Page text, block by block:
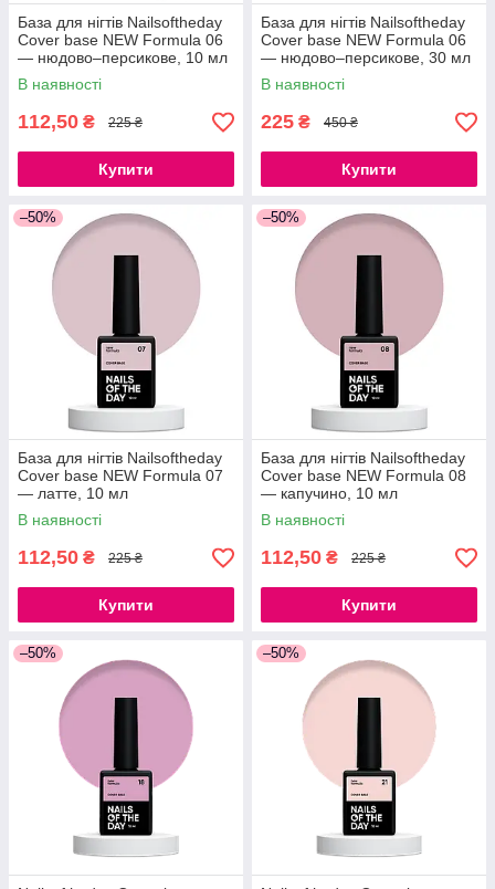
База для нігтів Nailsoftheday
Cover base NEW Formula 06
— нюдово–персикове, 10 мл
В наявності
112,50 ₴ 225 ₴
Купити
База для нігтів Nailsoftheday
Cover base NEW Formula 06
— нюдово–персикове, 30 мл
В наявності
225 ₴ 450 ₴
Купити
–50%
База для нігтів Nailsoftheday
Cover base NEW Formula 07
— латте, 10 мл
В наявності
112,50 ₴ 225 ₴
Купити
–50%
База для нігтів Nailsoftheday
Cover base NEW Formula 08
— капучино, 10 мл
В наявності
112,50 ₴ 225 ₴
Купити
–50% –50%